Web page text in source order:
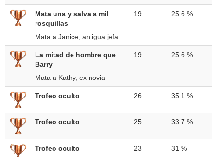
Mata una y salva a mil
rosquillas
Mata a Janice, antigua jefa
19 25.6 %
La mitad de hombre que
Barry
Mata a Kathy, ex novia
19 25.6 %
Trofeo oculto 26 35.1 %
Trofeo oculto 25 33.7 %
Trofeo oculto 23 31 %